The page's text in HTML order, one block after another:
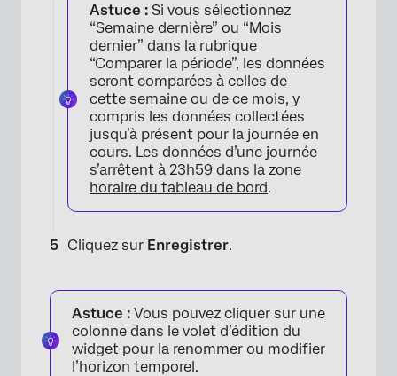
Astuce : Si vous sélectionnez
“Semaine dernière” ou “Mois
dernier” dans la rubrique
“Comparer la période”, les données
seront comparées à celles de
cette semaine ou de ce mois, y
compris les données collectées
jusqu’à présent pour la journée en
cours. Les données d’une journée
s’arrêtent à 23h59 dans la zone
horaire du tableau de bord.
Cliquez sur Enregistrer.
Astuce : Vous pouvez cliquer sur une
colonne dans le volet d’édition du
widget pour la renommer ou modifier
l’horizon temporel.